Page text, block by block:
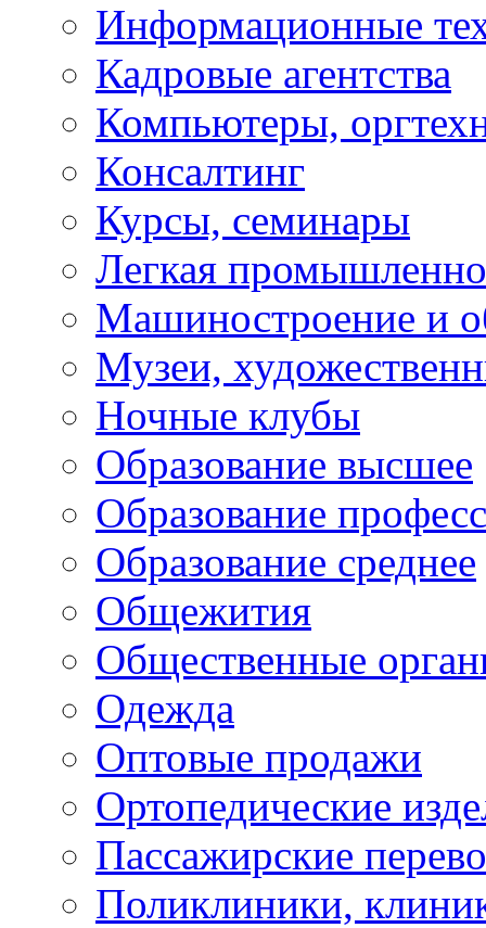
Информационные
Кадровые агентства
Компьютеры,
Консалтинг
Курсы, семинары
Легкая
Машиностроение и
Музеи,
Ночные клубы
Образование высшее
Образование
Образование среднее
Общежития
Общественные
Одежда
Оптовые продажи
Ортопедические
Пассажирские
Поликлиники,